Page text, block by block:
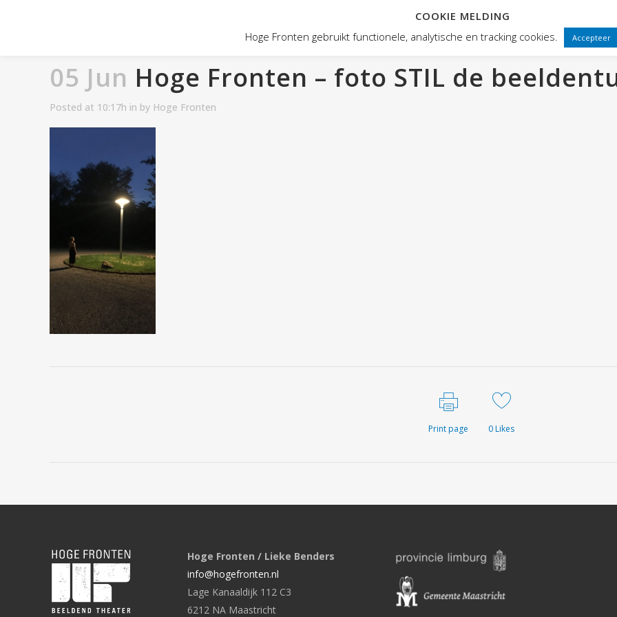
HOME ABOUT HOGE FRONTEN
05 Jun Hoge Fronten – foto STIL de
Posted at 10:17h in by Hoge Fronten
Print page 0Likes
Hoge Fronten / Lieke Benders
info@hogefronten.nl
Lage Kanaaldijk 112 C3
6212 NA Maastricht
COOKIE MELDING
Hoge Fronten gebruikt functionele, analytische en tracking cookies.
Accepteer